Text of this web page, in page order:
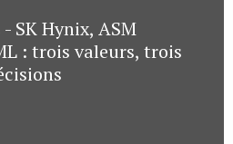
SK Hynix, ASM
: trois valeurs, trois